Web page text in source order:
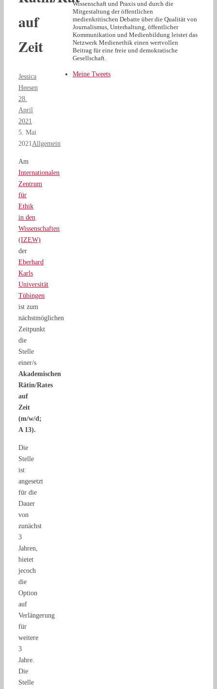
auf
Zeit
Jessica
Heesen
28.
April
2021
5. Mai
2021 Allgemein
Am
Internationalen
Zentrum
für
Ethik
in den
Wissenschaften
(IZEW)
der
Eberhard
Karls
Universität
Tübingen
ist zum
nächstmöglichen
Zeitpunkt
die
Stelle
einer/s
Akademischen
Rätin/Rates
auf
Zeit
(m/w/d;
A 13).
Die
Stelle
ist
angesetzt
für die
Dauer
von
zunächst
3
Jahren,
bietet
jecoch
die
Option
auf
Verlängerung
für
weitere
3
Jahre.
Die
Stelle
Wissenschaft und Praxis und durch die
Mitgestaltung der öffentlichen
medienkritischen Debatte über die Qualität von
Journalismus, Unterhaltung, öffentlicher
Kommunikation und Medienbildung leistet das
Netzwerk Medienethik einen wertvollen
Beitrag für eine freie und demokratische
Gesellschaft.
Meine Tweets